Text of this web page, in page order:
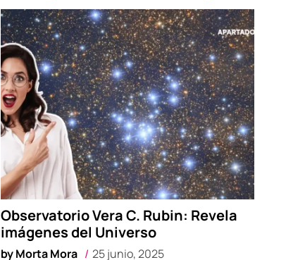
Observatorio Vera C. Rubin: Revela
imágenes del Universo
byMorta Mora 25 junio, 2025